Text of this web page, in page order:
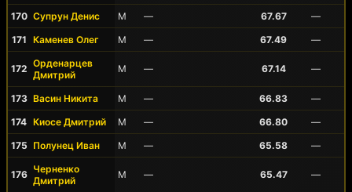
170 Супрун Денис М — 67.67
—
171 Каменев Олег М — 67.49 —
172 Орденарцев
Дмитрий
М — 67.14 —
173 Васин Никита М — 66.83
—
174 Киосе Дмитрий М — 66.80
—
175 Полунец Иван М — 65.58 —
176 Черненко
Дмитрий
М — 65.47 —